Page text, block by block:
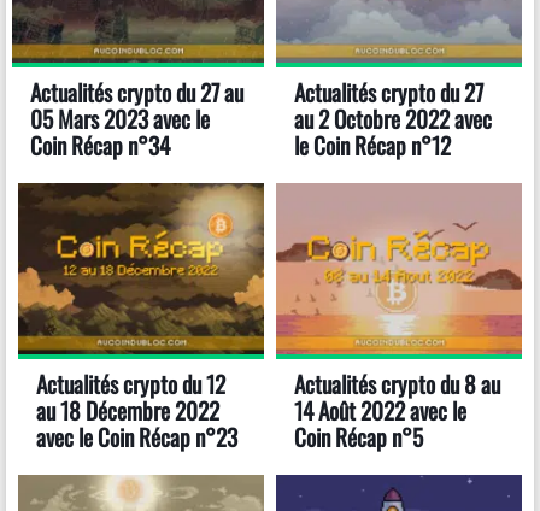
Actualités crypto du 27 au
05 Mars 2023 avec le
Coin Récap n°34
Actualités crypto du 27
au 2 Octobre 2022 avec
le Coin Récap n°12
Actualités crypto du 12
au 18 Décembre 2022
avec le Coin Récap n°23
Actualités crypto du 8 au
14 Août 2022 avec le
Coin Récap n°5